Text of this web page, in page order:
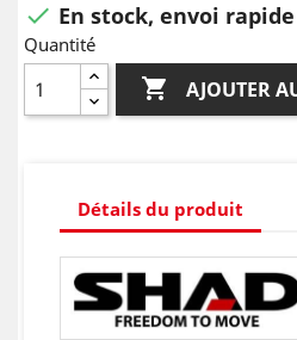
 En stock, envoi rapide
Quantité
 AJOUTER
Détails du produit